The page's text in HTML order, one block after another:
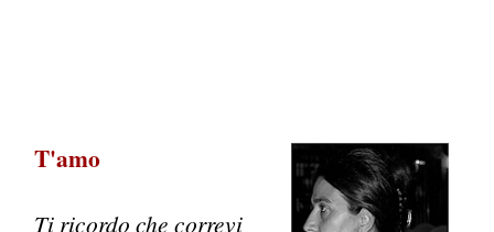
T'amo
Ti ricordo che correvi